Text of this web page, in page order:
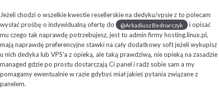
Jeżeli chodzi o wszelkie kwestie resellerskie na dedyku/vpsie z to polecam
wysłać prośbę o indywidualną ofertę do
@Arkadiusz Bednarczyk
i opisać
mu czego tak naprawdę potrzebujesz, jest to admin firmy hosting.linux.pl,
mają naprawdę preferencyjne stawki na cały dodatkowy soft jeżeli wykupisz
u nich dedyka lub VPS'a z opieką, ale taką prawdziwą, nie opieką na zasadzie
managed gdzie po prostu dostarczają Ci panel i radź sobie sam a my
pomagamy ewentualnie w razie gdybyś miał jakieś pytania związane z
panelem.